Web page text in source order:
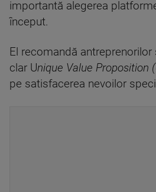
importantă alegerea
început.
El recomandă
clar Unique Value Proposition
pe satisfacerea nevoilor